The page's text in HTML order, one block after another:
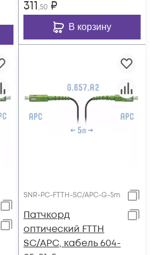
311,50 ₽
В корзину
SNR-PC-FTTH-SC/APC-G-5m
Патчкорд
оптический FTTH
SC/APC, кабель 604-